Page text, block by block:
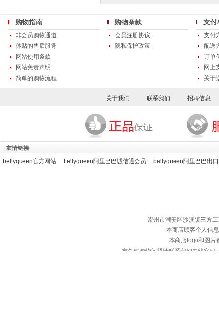
购物指南
非会员购物通道
体贴的售后服务
网站使用条款
网站免责声明
简单的购物流程
购物条款
会员注册协议
隐私保护政策
支付
支付
配送
订单
网上
关于
关于我们 联系我们 招聘信息
友情链接
bellyqueen官方网站
bellyqueen阿里巴巴诚信通会员 bellyqueen阿里巴巴出
潮州市潮安区沙溪镇三方
本商店顾客个人信
本商店logo和图片
有任何购物问题请联系我们在线客